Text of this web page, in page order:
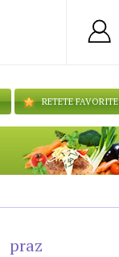
RETETE FAVORITE
praz